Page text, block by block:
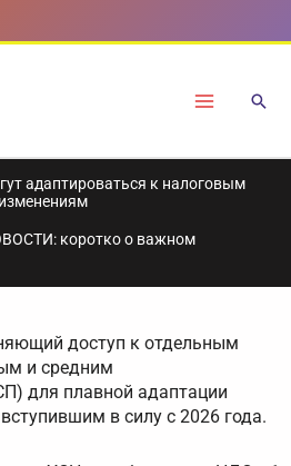
адаптироваться к налоговым
изменениям
коротко о важном
доступ к отдельным
и средним
для плавной адаптации
в силу с 2026 года.